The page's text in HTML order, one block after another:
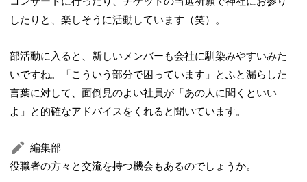
したりと、楽しそうに活動しています（笑）。
部活動に入ると、新しいメンバーも会社に馴染みやすいみた
いですね。「こういう部分で困っています」とふと漏らした
言葉に対して、面倒見のよい社員が「あの人に聞くといい
よ」と的確なアドバイスをくれると聞いています。
編集部
役職者の方々と交流を持つ機会もあるのでしょうか。